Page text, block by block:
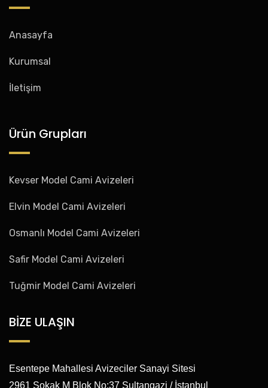
Anasayfa
Kurumsal
İletişim
Ürün Grupları
Kevser Model Cami Avizeleri
Elvin Model Cami Avizeleri
Osmanlı Model Cami Avizeleri
Safir Model Cami Avizeleri
Tuğmir Model Cami Avizeleri
BİZE ULAŞIN
Esentepe Mahallesi Avizeciler Sanayi Sitesi
2961 Sokak M Blok No:37 Sultangazi / İstanbul